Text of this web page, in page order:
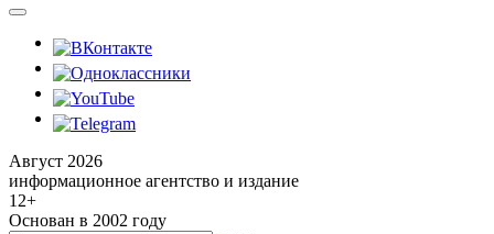
Август 2026
информационное агентство и издание
12+
Основан в 2002 году